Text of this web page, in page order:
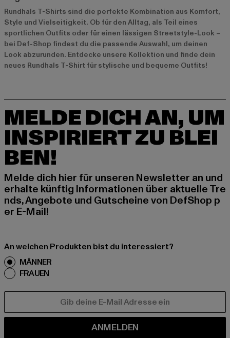
Rundhals T-Shirts sind die perfekte Kombination aus Komfort,
Style und Vielseitigkeit. Ob für den Alltag, als Teil eines
sportlichen Outfits oder für einen lässigen Streetstyle-Look –
bei Def-Shop findest du die passende Auswahl, um deinen
Look abzurunden. Entdecke unsere Kollektion und finde dein
neues Rundhals T-Shirt für stylische und bequeme Outfits!
MELDE DICH AN, UM
INSPIRIERT ZU BLEI
BEN!
Melde dich hier für unseren Newsletter an und
erhalte künftig Informationen über aktuelle Tre
nds, Angebote und Gutscheine von DefShop p
er E-Mail!
An welchen Produkten bist du interessiert?
MÄNNER
FRAUEN
ANMELDEN